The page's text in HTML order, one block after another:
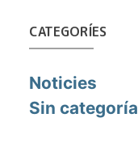
CATEGORÍES
Noticies
Sin categoría